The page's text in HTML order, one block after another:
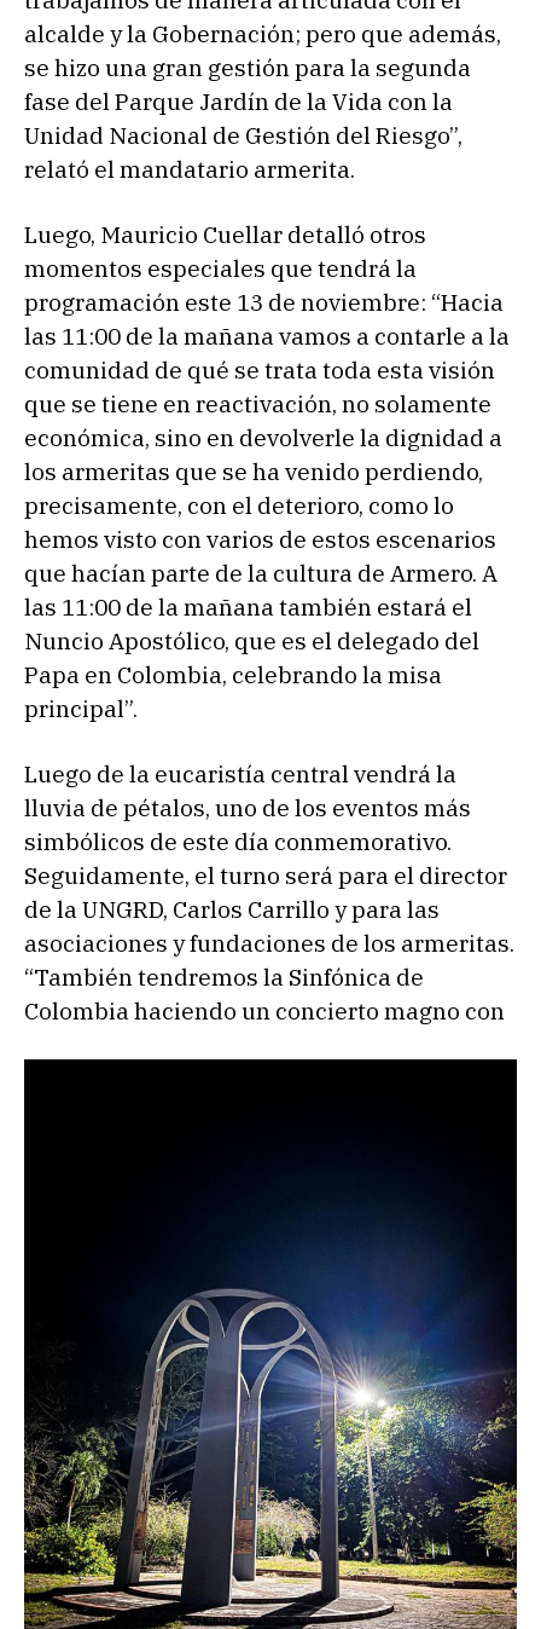
alcalde y la Gobernación; pero que además,
se hizo una gran gestión para la segunda
fase del Parque Jardín de la Vida con la
Unidad Nacional de Gestión del Riesgo”,
relató el mandatario armerita.
Luego, Mauricio Cuellar detalló otros
momentos especiales que tendrá la
programación este 13 de noviembre: “Hacia
las 11:00 de la mañana vamos a contarle a la
comunidad de qué se trata toda esta visión
que se tiene en reactivación, no solamente
económica, sino en devolverle la dignidad a
los armeritas que se ha venido perdiendo,
precisamente, con el deterioro, como lo
hemos visto con varios de estos escenarios
que hacían parte de la cultura de Armero. A
las 11:00 de la mañana también estará el
Nuncio Apostólico, que es el delegado del
Papa en Colombia, celebrando la misa
principal”.
Luego de la eucaristía central vendrá la
lluvia de pétalos, uno de los eventos más
simbólicos de este día conmemorativo.
Seguidamente, el turno será para el director
de la UNGRD, Carlos Carrillo y para las
asociaciones y fundaciones de los armeritas.
“También tendremos la Sinfónica de
Colombia haciendo un concierto magno con